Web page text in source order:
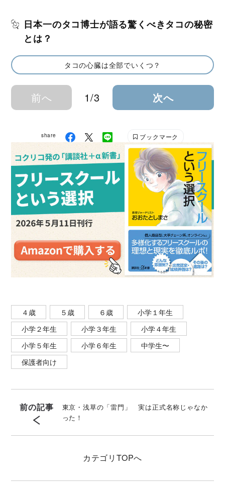
日本一のタコ博士が語る驚くべきタコの秘密
とは？
タコの心臓は全部でいくつ？
前へ 1/3 次へ
share ブックマーク
４歳 ５歳 ６歳
小学１年生
小学２年生
小学３年生
小学４年生
小学５年生
小学６年生
中学生〜
保護者向け
前の記事
東京・浅草の「雷門」 実は正式名称じゃなか
った！
カテゴリ TOPへ